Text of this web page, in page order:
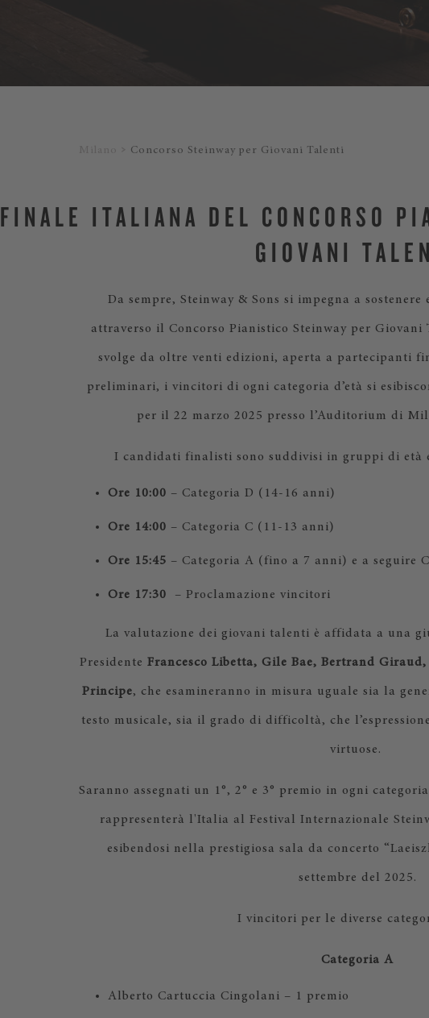
Concorso Steinway per Giovani Talenti
FINALE ITALIANA DEL CONCORSO
GIOVANI
Da sempre, Steinway & Sons si impegna a
attraverso il Concorso Pianistico Steinway per
svolge da oltre venti edizioni, aperta a partecipanti
preliminari, i vincitori di ogni categoria d’età si
per il 22 marzo 2025 presso l’Auditorium di
I candidati finalisti sono suddivisi in gruppi di età
Ore 10:00 – Categoria D (14-16 anni)
Ore 14:00 – Categoria C (11-13 anni)
Ore 15:45 – Categoria A (fino a 7 anni) e a seguire
Ore 17:30 – Proclamazione vincitori
La valutazione dei giovani talenti è affidata a una
Presidente Francesco Libetta, Gile Bae, Bertrand
Principe, che esamineranno in misura uguale sia la
testo musicale, sia il grado di difficoltà, che
virtuose.
Saranno assegnati un 1°, 2° e 3° premio in ogni
rappresenterà l'Italia al Festival Internazionale
esibendosi nella prestigiosa sala da concerto
settembre del 2025.
I vincitori per le diverse
Categoria A
Alberto Cartuccia Cingolani – 1 premio